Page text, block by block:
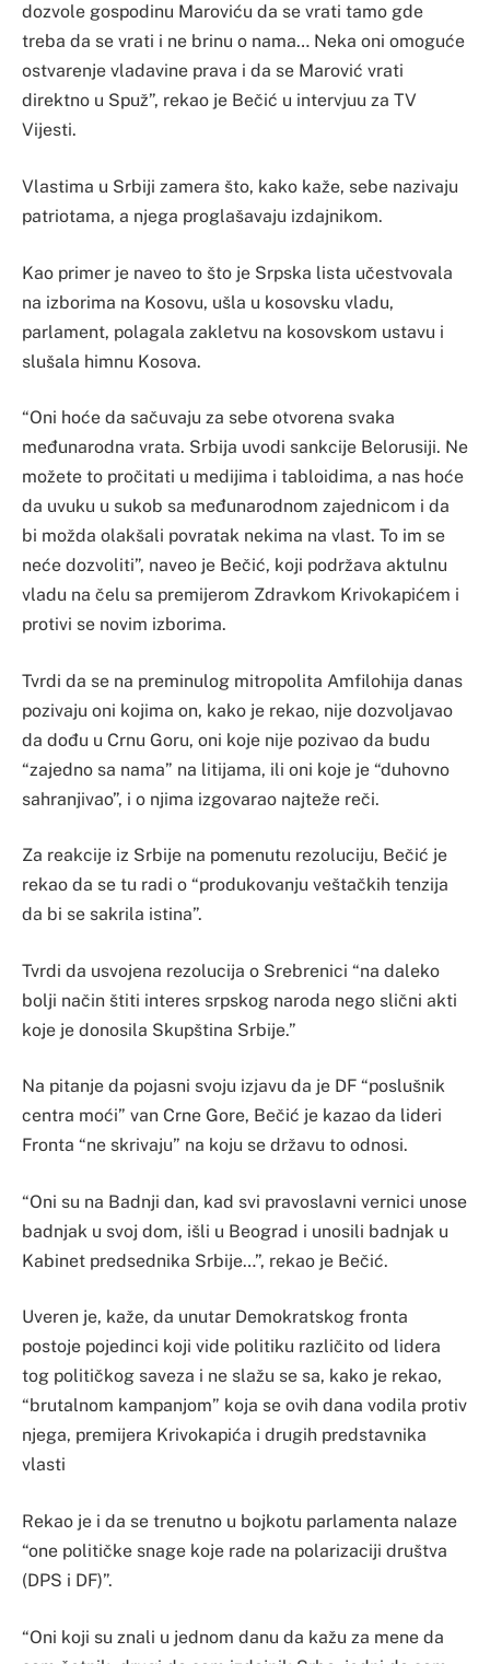
dozvole gospodinu Maroviću da se vrati tamo gde
treba da se vrati i ne brinu o nama… Neka oni omoguće
ostvarenje vladavine prava i da se Marović vrati
direktno u Spuž”, rekao je Bečić u intervjuu za TV
Vijesti.
Vlastima u Srbiji zamera što, kako kaže, sebe nazivaju
patriotama, a njega proglašavaju izdajnikom.
Kao primer je naveo to što je Srpska lista učestvovala
na izborima na Kosovu, ušla u kosovsku vladu,
parlament, polagala zakletvu na kosovskom ustavu i
slušala himnu Kosova.
“Oni hoće da sačuvaju za sebe otvorena svaka
međunarodna vrata. Srbija uvodi sankcije Belorusiji. Ne
možete to pročitati u medijima i tabloidima, a nas hoće
da uvuku u sukob sa međunarodnom zajednicom i da
bi možda olakšali povratak nekima na vlast. To im se
neće dozvoliti”, naveo je Bečić, koji podržava aktulnu
vladu na čelu sa premijerom Zdravkom Krivokapićem i
protivi se novim izborima.
Tvrdi da se na preminulog mitropolita Amfilohija danas
pozivaju oni kojima on, kako je rekao, nije dozvoljavao
da dođu u Crnu Goru, oni koje nije pozivao da budu
“zajedno sa nama” na litijama, ili oni koje je “duhovno
sahranjivao”, i o njima izgovarao najteže reči.
Za reakcije iz Srbije na pomenutu rezoluciju, Bečić je
rekao da se tu radi o “produkovanju veštačkih tenzija
da bi se sakrila istina”.
Tvrdi da usvojena rezolucija o Srebrenici “na daleko
bolji način štiti interes srpskog naroda nego slični akti
koje je donosila Skupština Srbije.”
Na pitanje da pojasni svoju izjavu da je DF “poslušnik
centra moći” van Crne Gore, Bečić je kazao da lideri
Fronta “ne skrivaju” na koju se državu to odnosi.
“Oni su na Badnji dan, kad svi pravoslavni vernici unose
badnjak u svoj dom, išli u Beograd i unosili badnjak u
Kabinet predsednika Srbije…”, rekao je Bečić.
Uveren je, kaže, da unutar Demokratskog fronta
postoje pojedinci koji vide politiku različito od lidera
tog političkog saveza i ne slažu se sa, kako je rekao,
“brutalnom kampanjom” koja se ovih dana vodila protiv
njega, premijera Krivokapića i drugih predstavnika
vlasti
Rekao je i da se trenutno u bojkotu parlamenta nalaze
“one političke snage koje rade na polarizaciji društva
(DPS i DF)”.
“Oni koji su znali u jednom danu da kažu za mene da